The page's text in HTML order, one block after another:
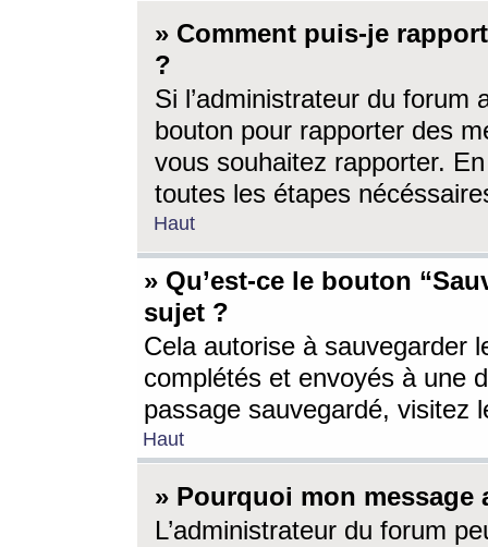
» Comment puis-je
?
Si l’administrateur du forum
bouton pour rapporter des
vous souhaitez rapporter.
toutes les étapes
Haut
» Qu’est-ce le bouton
sujet ?
Cela autorise à sauvegarder
complétés et envoyés à une
passage sauvegardé, visitez
Haut
» Pourquoi mon message
L’administrateur du forum